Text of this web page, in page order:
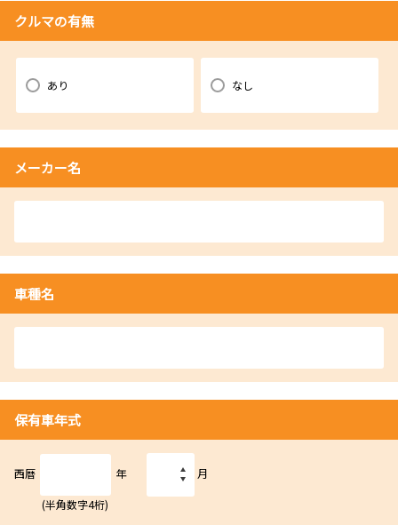
クルマの有無
あり なし
メーカー名
車種名
保有車年式
西暦 年
(半角数字4桁)
月